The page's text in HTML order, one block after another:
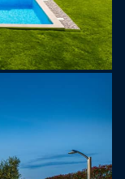
balkon. V
toaleta pro
ložnice,
koupelnou.
který
a užívání si